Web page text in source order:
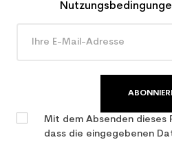
Mit dem Absenden dieses
dass die eingegebenen